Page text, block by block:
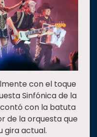
con el toque
Sinfónica de la
contó con la batuta
de la orquesta que
gira actual.